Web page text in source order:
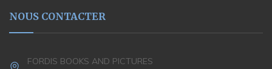
NOUS CONTACTER
FORDIS BOOKS AND PICTURES